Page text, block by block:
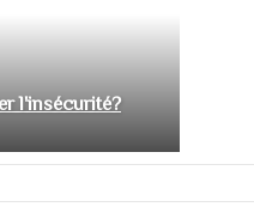
l'insécurité?